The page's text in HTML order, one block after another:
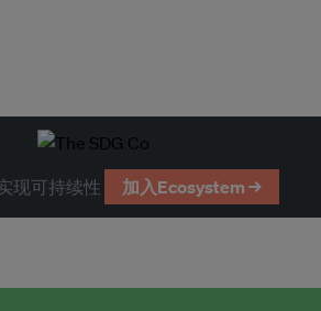
现可持续性 加入Ecosystem →